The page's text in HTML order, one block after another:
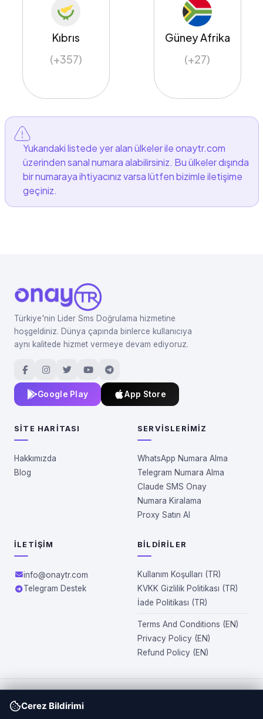
Kıbrıs
(+357)
Güney Afrika
(+27)
Yukarıdaki listede yer alan ülkeler ile onaytr.com
üzerinden sanal numara alabilirsiniz. Bu ülkeler dışında
bir numaraya ihtiyacınız varsa lütfen bizimle iletişime
geçiniz.
Türkiye'nin Lider Sms Doğrulama hizmetine
hoşgeldiniz. Dünya çapında binlerce kullanıcıya
aynı kalitede hizmet vermeye devam ediyoruz.
Google Play App Store
SITE HARITASI
Hakkımızda
Blog
SERVISLERIMIZ
WhatsApp Numara Alma
Telegram Numara Alma
Claude SMS Onay
Numara Kiralama
Proxy Satın Al
İLETIŞIM
info@onaytr.com
Telegram Destek
BILDIRILER
Kullanım Koşulları (TR)
KVKK Gizlilik Politikası (TR)
İade Politikası (TR)
Terms And Conditions (EN)
Privacy Policy (EN)
Refund Policy (EN)
OnayTR.com üzerinden sunulan numaralar tamamen sanaldır ve
fiziksel olarak teslim edilmez. Site kapsamında sağlanan
Cerez Bildirimi